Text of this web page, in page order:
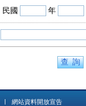
民國 年
網站資料開放宣告